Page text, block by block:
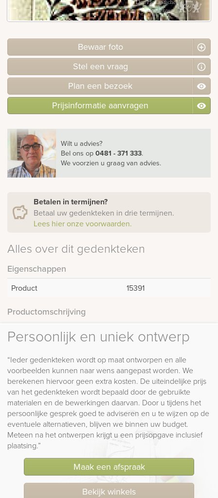
Bewaar foto
Stel een vraag
Plan een bezoek
Prijsinformatie aanvragen
Wilt u advies?
Bel ons op0481 - 371 333.
We voorzien u graag van advies.
Betalen in termijnen?
Betaal uw gedenkteken in drie termijnen.
Lees hier onze voorwaarden.
Alles over dit gedenkteken
Eigenschappen
Product 15391
Productomschrijving
Persoonlijk en uniek ontwerp
“Ieder gedenkteken wordt op maat ontworpen en alle
voorbeelden kunnen naar wens aangepast worden. We
berekenen hiervoor geen extra kosten. De uiteindelijke prijs
van het gedenkteken wordt bepaald door de gebruikte
materialen en de bewerkingen daarvan. Door u tijdens het
persoonlijke gesprek goed te adviseren en u te wijzen op de
eventuele alternatieven, blijven we binnen uw budget.
Meteen na het ontwerpen krijgt u een prijsopgave inclusief
plaatsing.”
Maak een afspraak
Bekijk winkels